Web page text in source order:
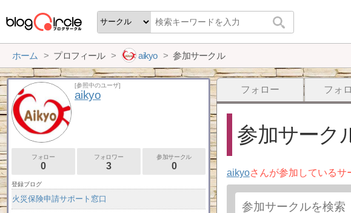
ホーム プロフィール aikyo 参加サークル
フォロー フォ
参加サーク
aikyoさんが参加しているサ
[参照中のユーザ]
aikyo
フォロー
0
フォロワー
3
参加サークル
0
登録ブログ
火災保険申請サポート窓口